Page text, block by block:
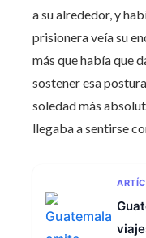
a su alrededor, y
prisionera veía su
más que había que
sostener esa
soledad más
llegaba a sentirse